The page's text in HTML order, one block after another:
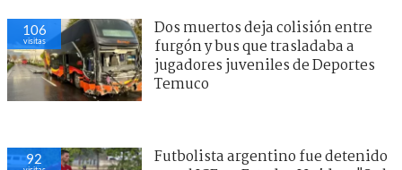
106
visitas
Dos muertos deja colisión entre
furgón y bus que trasladaba a
jugadores juveniles de Deportes
Temuco
92
Futbolista argentino fue detenido